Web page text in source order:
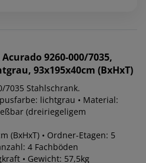
9260-000/7035,
93x195x40cm (BxHxT)
7035 Stahlschrank.
lichtgrau • Material:
(dreiriegeligem
(BxHxT) • Ordner-Etagen: 5
4 Fachböden
• Gewicht: 57,5kg